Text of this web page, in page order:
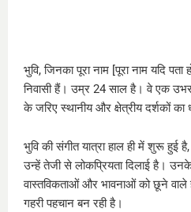
भुवि, जिनका पूरा नाम [पूरा नाम यदि
निवासी हैं। उम्र 24 साल है। वे एक
के जरिए स्थानीय और क्षेत्रीय दर्शकों का
भुवि की संगीत यात्रा हाल ही में शुरू
उन्हें तेजी से लोकप्रियता दिलाई है।
वास्तविकताओं और भावनाओं को छूने
गहरी पहचान बन रही है।